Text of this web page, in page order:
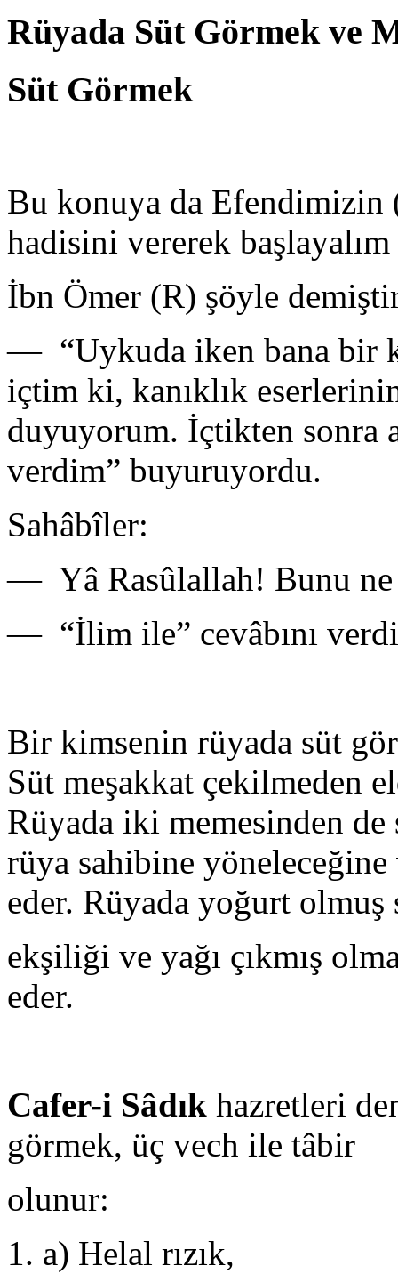
Rüyada Süt Görmek ve
Süt Görmek
Bu konuya da Efendimizin
hadisini vererek başlayalım
İbn Ömer (R) şöyle
— “Uykuda iken bana bir
içtim ki, kanıklık eserlerinin
duyu­yorum. İçtikten sonra
verdim” bu­yuruyordu.
Sahâbîler:
— Yâ Rasûlallah! Bunu ne
— “İlim ile” cevâbını verdi
Bir kimsenin rüyada süt
Süt meşakkat çekilmeden
Rüyada iki memesinden de
rüya sahibine
eder. Rüyada yoğurt olmuş
ekşiliği ve yağı çıkmış
eder.
Cafer-i Sâdık hazretleri
görmek, üç vech ile tâbir
olunur:
a) Helal rızık,